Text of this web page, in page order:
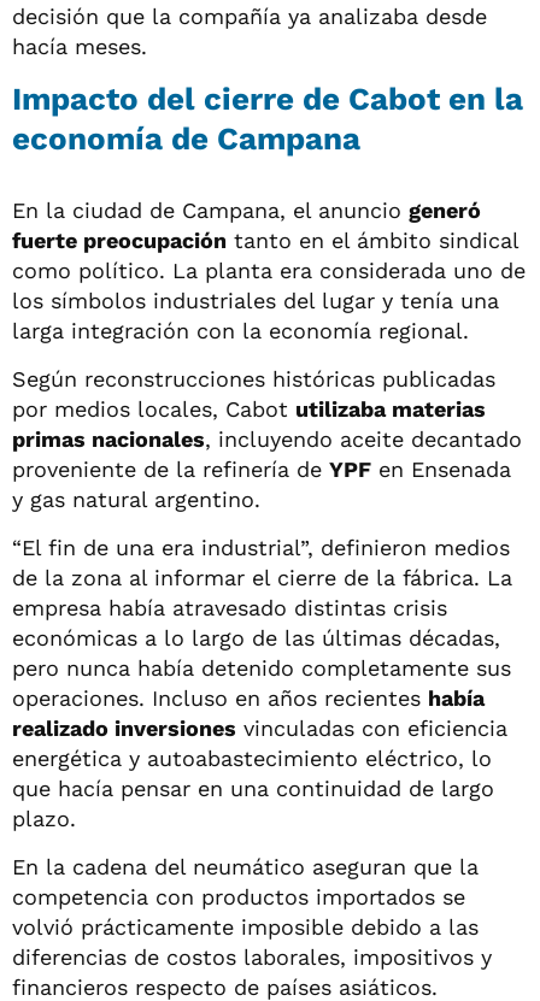
decisión que la compañía ya analizaba desde
hacía meses.
Impacto del cierre de Cabot en la
economía de Campana
En la ciudad de Campana, el anuncio generó
fuerte preocupación tanto en el ámbito sindical
como político. La planta era considerada uno de
los símbolos industriales del lugar y tenía una
larga integración con la economía regional.
Según reconstrucciones históricas publicadas
por medios locales, Cabot utilizaba materias
primas nacionales, incluyendo aceite decantado
proveniente de la refinería de YPF en Ensenada
y gas natural argentino.
“El fin de una era industrial”, definieron medios
de la zona al informar el cierre de la fábrica. La
empresa había atravesado distintas crisis
económicas a lo largo de las últimas décadas,
pero nunca había detenido completamente sus
operaciones. Incluso en años recientes había
realizado inversiones vinculadas con eficiencia
energética y autoabastecimiento eléctrico, lo
que hacía pensar en una continuidad de largo
plazo.
En la cadena del neumático aseguran que la
competencia con productos importados se
volvió prácticamente imposible debido a las
diferencias de costos laborales, impositivos y
financieros respecto de países asiáticos.